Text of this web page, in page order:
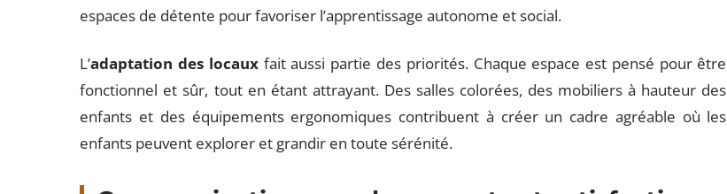
espaces de détente pour favoriser l’apprentissage autonome et social.
L’adaptation des locauxfait aussi partie des priorités. Chaque espace est pensé pour être
fonctionnel et sûr, tout en étant attrayant. Des salles colorées, des mobiliers à hauteur des
enfants et des équipements ergonomiques contribuent à créer un cadre agréable où les
enfants peuvent explorer et grandir en toute sérénité.